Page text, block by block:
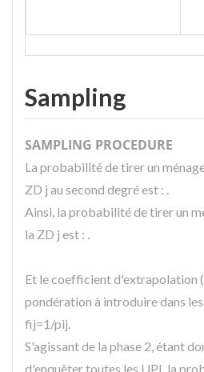
Sampling
SAMPLING PROCEDURE
La probabilité de tirer un
ZD j au second degré est : .
Ainsi, la probabilité de tirer un
la ZD j est : .
Et le coefficient d'extrapolation
pondération à introduire dans
fij=1/pij.
S'agissant de la phase 2, étant
d'enquêter toutes les UPI, la